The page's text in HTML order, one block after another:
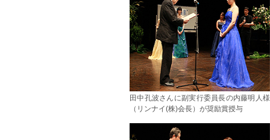
田中孔波さんに副実行委員長の内藤明人様
（リンナイ(株)会長）が奨励賞授与